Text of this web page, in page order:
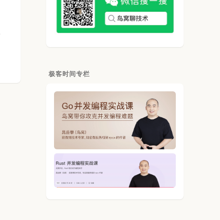
极客时间专栏